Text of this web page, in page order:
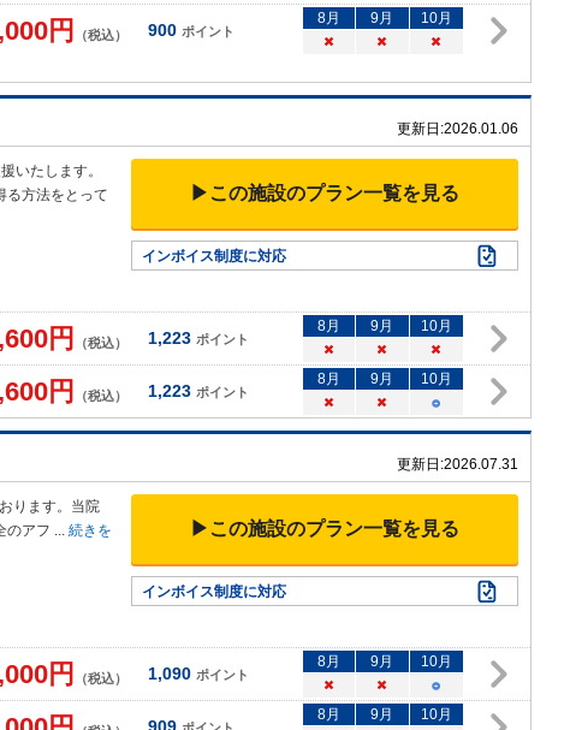
円 （税込） 900 ポイント
8月 9月 10月
×
× ×
更新日:2026.01.06
いたします。
る方法をとって
▶この施設のプラン一覧を見る
インボイス制度に対応
円 （税込） 1,223 ポイント
8月 9月 10月
×
× ×
円 （税込） 1,223 ポイント
8月 9月 10月
×
× ○
更新日:2026.07.31
ります。当院
のアフ ... 続きを
▶この施設のプラン一覧を見る
インボイス制度に対応
円 （税込） 1,090 ポイント
8月 9月 10月
×
× ○
8月 9月 10月